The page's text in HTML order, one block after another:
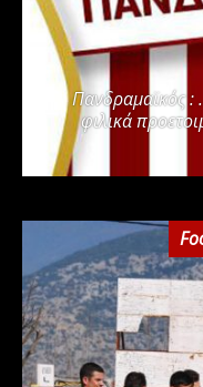
Πανδραμαϊκός :
φιλικά